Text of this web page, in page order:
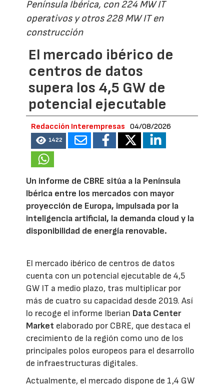
Península Ibérica, con 224 MW IT
operativos y otros 228 MW IT en
construcción
El mercado ibérico de
centros de datos
supera los 4,5 GW de
potencial ejecutable
Redacción Interempresas 04/08/2026
1422
Un informe de CBRE sitúa a la Península
Ibérica entre los mercados con mayor
proyección de Europa, impulsada por la
inteligencia artificial, la demanda cloud y la
disponibilidad de energía renovable.
El mercado ibérico de centros de datos
cuenta con un potencial ejecutable de 4,5
GW IT a medio plazo, tras multiplicar por
más de cuatro su capacidad desde 2019. Así
lo recoge el informe Iberian Data Center
Market elaborado por CBRE, que destaca el
crecimiento de la región como uno de los
principales polos europeos para el desarrollo
de infraestructuras digitales.
Actualmente, el mercado dispone de 1,4 GW